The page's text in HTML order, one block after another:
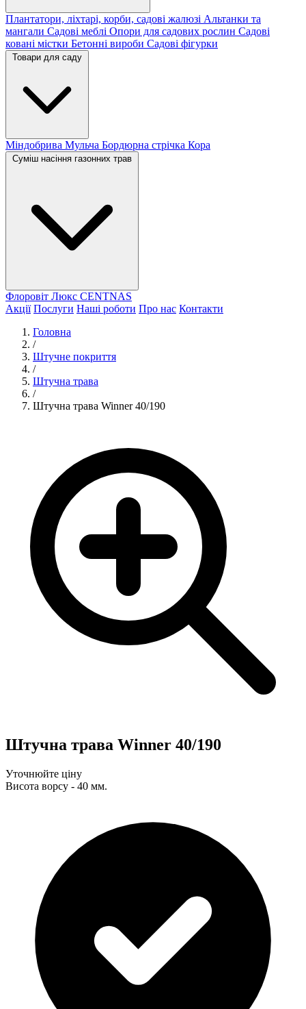
Плантатори, ліхтарі, корби, садові жалюзі Альтанки та
мангали Садові меблі Опори для садових рослин Садові
ковані містки Бетонні вироби Садові фігурки
Товари для саду
Міндобрива Мульча Бордюрна стрічка Кора
Суміш насіння газонних трав
Флоровіт Люкс СENTNAS
Акції Послуги Наші роботи Про нас Контакти
Головна
/
Штучне покриття
/
Штучна трава
/
Штучна трава Winner 40/190
Штучна трава Winner 40/190
Уточнюйте ціну
Висота ворсу - 40 мм.